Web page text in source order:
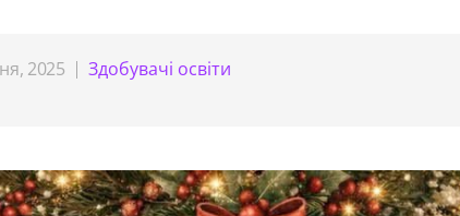
2025 Здобувачі освіти